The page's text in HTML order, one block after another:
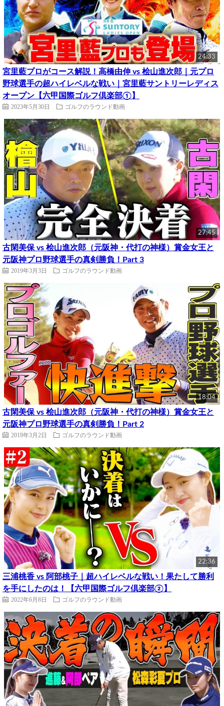
24:33
宮里藍プロがコース解説！高橋由伸 vs 桧山進次郎｜元プロ
野球選手の超ハイレベルな戦い｜宮里藍サントリーレディス
オープン【六甲国際ゴルフ倶楽部①】
2023年5月30日 ゴルフのラウンド動画
27:45
古閑美保 vs 桧山進次郎（元阪神・代打の神様）賞金女王と
元阪神プロ野球選手の真剣勝負！Part 3
2019年3月3日 ゴルフのラウンド動画
18:04
古閑美保 vs 桧山進次郎（元阪神・代打の神様）賞金女王と
元阪神プロ野球選手の真剣勝負！Part 2
2019年3月2日 ゴルフのラウンド動画
22:36
三浦桃香 vs 阿部桃子｜超ハイレベルな戦い！果たして勝利
を手にしたのは！【六甲国際ゴルフ倶楽部②】
2022年6月8日 ゴルフのラウンド動画